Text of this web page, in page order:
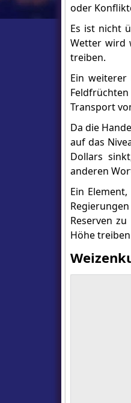
oder
Es ist nicht
Wetter wird
treiben.
Ein weiterer
Transport
Da die
auf das
Dollars
anderen
Ein
Reserven
Höhe